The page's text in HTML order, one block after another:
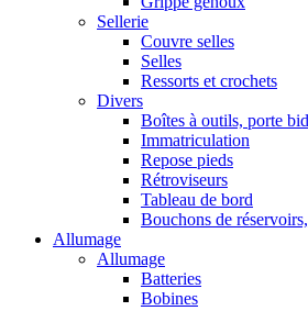
Sellerie
Couvre selles
Selles
Ressorts et crochets
Divers
Boîtes à outils, porte
Immatriculation
Repose pieds
Rétroviseurs
Tableau de bord
Bouchons de
Allumage
Allumage
Batteries
Bobines